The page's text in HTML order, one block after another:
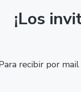
¡Los
recibir por